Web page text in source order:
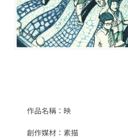
作品名稱：映
創作媒材：素描